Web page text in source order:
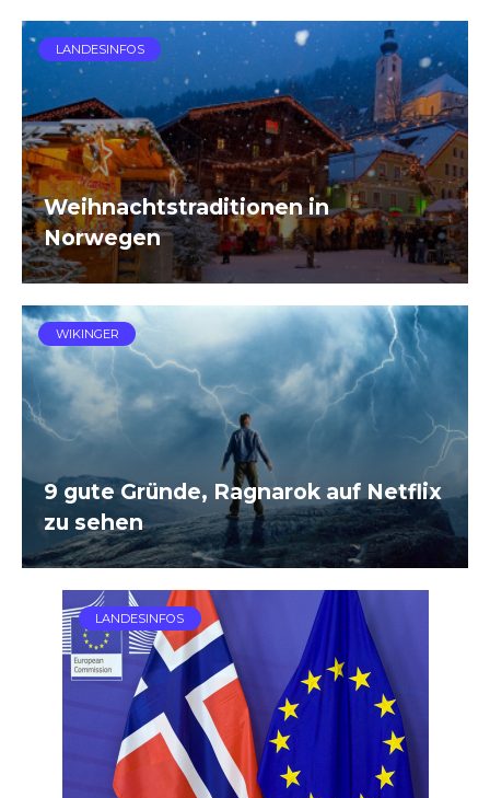
LANDESINFOS
Weihnachtstraditionen in
Norwegen
WIKINGER
9 gute Gründe, Ragnarok auf Netflix
zu sehen
LANDESINFOS